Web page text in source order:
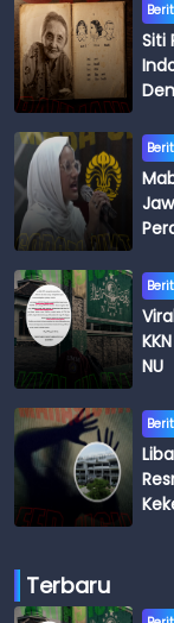
Siti
NU
Terbaru